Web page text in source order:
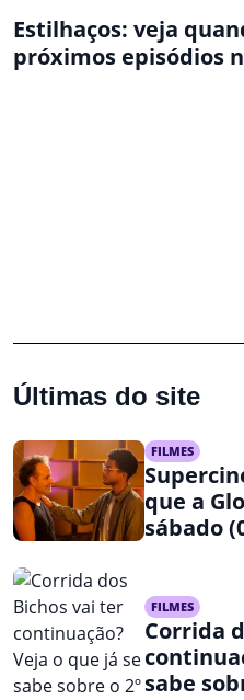
Estilhaços: veja
próximos episódios
Últimas do site
FILMES
que a
sábado
FILMES
Corrida
sabe